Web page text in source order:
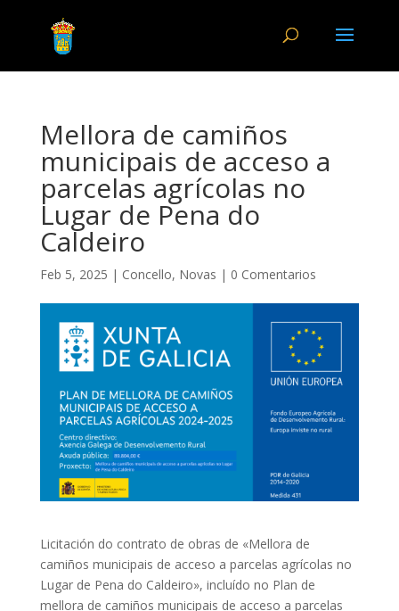
Mellora de camiños
municipais de acceso a
parcelas agrícolas no
Lugar de Pena do
Caldeiro
Feb 5, 2025 | Concello, Novas | 0 Comentarios
Licitación do contrato de obras de «Mellora de
camiños municipais de acceso a parcelas agrícolas no
Lugar de Pena do Caldeiro», incluído no Plan de
mellora de camiños municipais de acceso a parcelas